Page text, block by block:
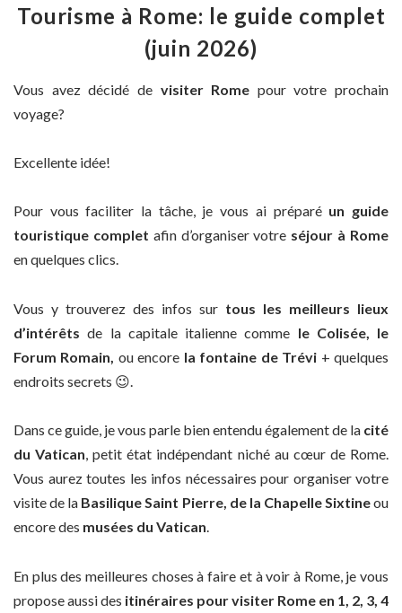
Tourisme à Rome: le guide complet
(juin 2026)
Vous avez décidé de visiter Rome pour votre prochain
voyage?
Excellente idée!
Pour vous faciliter la tâche, je vous ai préparé un guide
touristique complet afin d’organiser votre séjour à Rome
en quelques clics.
Vous y trouverez des infos sur tous les meilleurs lieux
d’intérêts de la capitale italienne comme le Colisée, le
Forum Romain, ou encore la fontaine de Trévi + quelques
endroits secrets 😉.
Dans ce guide, je vous parle bien entendu également de la cité
du Vatican, petit état indépendant niché au cœur de Rome.
Vous aurez toutes les infos nécessaires pour organiser votre
visite de la Basilique Saint Pierre, de la Chapelle Sixtineou
encore des musées du Vatican.
En plus des meilleures choses à faire et à voir à Rome, je vous
propose aussi des itinéraires pour visiter Rome en 1, 2, 3, 4